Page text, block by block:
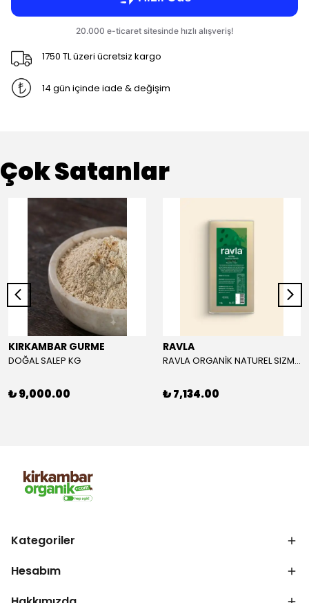
1750 TL üzeri ücretsiz kargo
14 gün içinde iade & değişim
Çok Satanlar
KIRKAMBAR GURME
DOĞAL SALEP KG
₺ 9,000.00
RAVLA
RAVLA ORGANİK NATUREL SIZMA ZEYTİNYAĞI 5L
₺ 7,134.00
Kategoriler
Hesabım